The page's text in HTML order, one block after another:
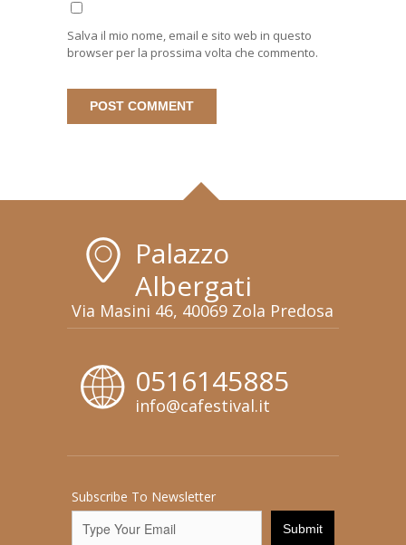
Salva il mio nome, email e sito web in questo
browser per la prossima volta che commento.
Palazzo
Albergati
Via Masini 46, 40069 Zola Predosa
0516145885
info@cafestival.it
Subscribe To Newsletter